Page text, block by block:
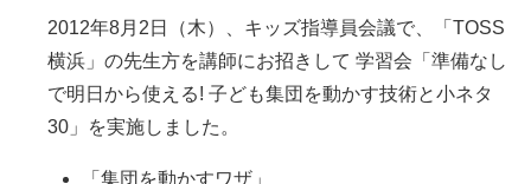
2012年8月2日（木）、キッズ指導員会議で、「TOSS
横浜」の先生方を講師にお招きして 学習会「準備なし
で明日から使える! 子ども集団を動かす技術と小ネタ
30」を実施しました。
「集団を動かすワザ」